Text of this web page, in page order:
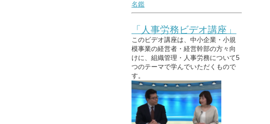
名鑑
「人事労務ビデオ講座」
このビデオ講座は、中小企業・小規
模事業の経営者・経営幹部の方々向
けに、組織管理・人事労務について5
つのテーマで学んでいただくもので
す。